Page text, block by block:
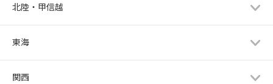
北陸・甲信越
東海
関西